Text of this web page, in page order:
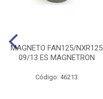
MAGNETO FAN125/NXR125
09/13 ES MAGNETRON
Código: 46213